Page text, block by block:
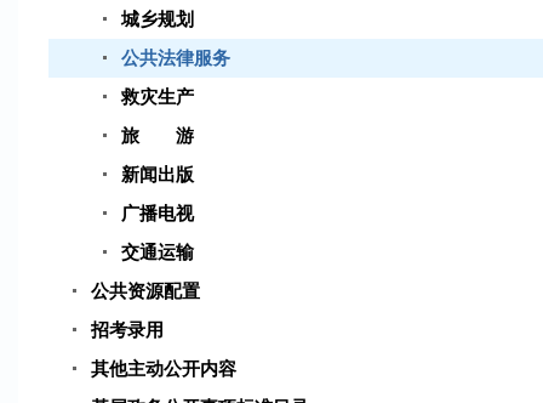
城乡规划
公共法律服务
救灾生产
旅 游
新闻出版
广播电视
交通运输
公共资源配置
招考录用
其他主动公开内容